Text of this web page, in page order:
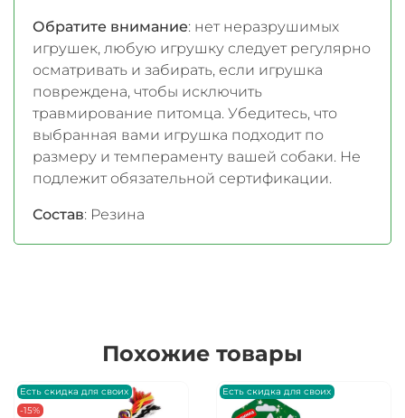
Обратите внимание: нет неразрушимых
игрушек, любую игрушку следует регулярно
осматривать и забирать, если игрушка
повреждена, чтобы исключить
травмирование питомца. Убедитесь, что
выбранная вами игрушка подходит по
размеру и темпераменту вашей собаки. Не
подлежит обязательной сертификации.
Состав: Резина
Похожие товары
Есть скидка для своих
-15%
Есть скидка для своих